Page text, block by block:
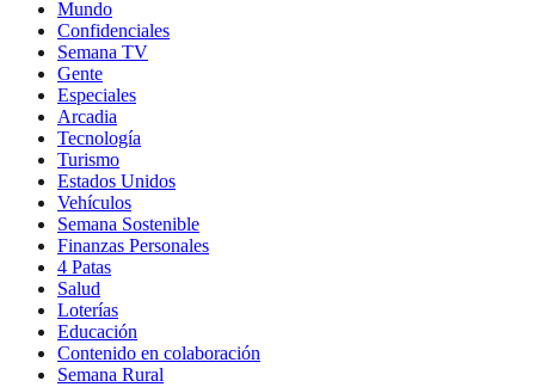
Mundo
Confidenciales
Semana TV
Gente
Especiales
Arcadia
Tecnología
Turismo
Estados Unidos
Vehículos
Semana Sostenible
Finanzas Personales
4 Patas
Salud
Loterías
Educación
Contenido en colaboración
Semana Rural